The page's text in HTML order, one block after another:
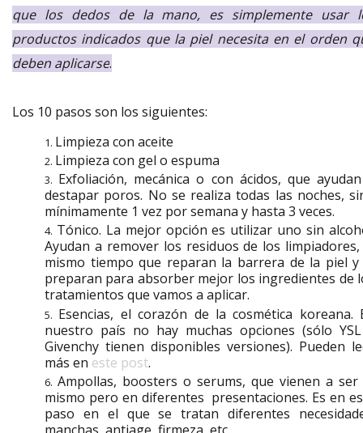
que los dedos de la mano, es simplemente usar
productos indicados que la piel necesita en el orden
deben aplicarse.
Los 10 pasos son los siguientes:
Limpieza con aceite
Limpieza con gel o espuma
Exfoliación, mecánica o con ácidos, que
destapar poros. No se realiza todas las noches,
mínimamente 1 vez por semana y hasta 3 veces.
Tónico. La mejor opción es utilizar uno sin
Ayudan a remover los residuos de los
mismo tiempo que reparan la barrera de la piel y
preparan para absorber mejor los ingredientes de
tratamientos que vamos a aplicar.
Esencias, el corazón de la cosmética koreana.
nuestro país no hay muchas opciones (sólo
Givenchy tienen disponibles versiones). Pueden
más en este post.
Ampollas, boosters o serums, que vienen a ser
mismo pero en diferentes presentaciones. Es en
paso en el que se tratan diferentes